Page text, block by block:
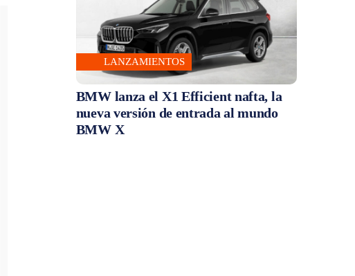
LANZAMIENTOS
BMW lanza el X1 Efficient nafta, la
nueva versión de entrada al mundo
BMW X